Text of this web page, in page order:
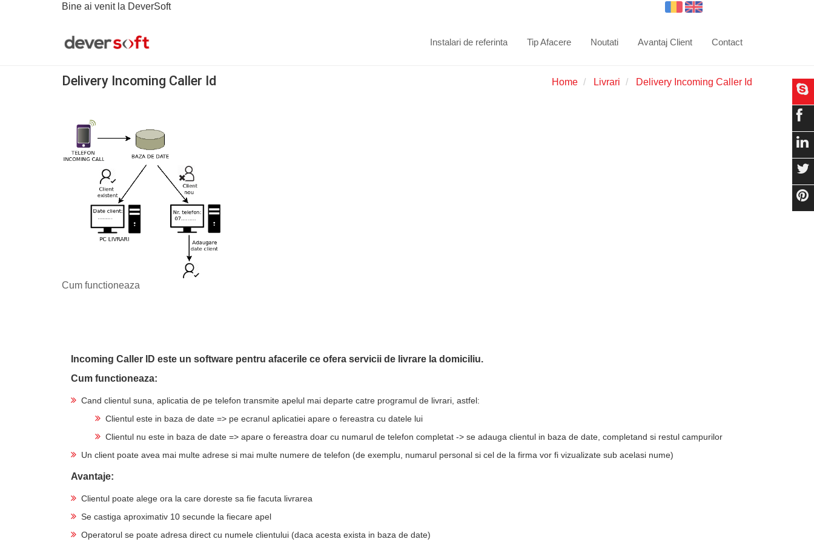
Bine ai venit la DeverSoft
Instalari de referinta Tip Afacere Noutati Avantaj Client Contact
Delivery Incoming Caller Id Home Livrari Delivery Incoming Caller Id
Cum functioneaza
Incoming Caller ID este un software pentru afacerile ce ofera servicii de livrare la domiciliu.
Cum functioneaza:
Cand clientul suna, aplicatia de pe telefon transmite apelul mai departe catre programul de livrari, astfel:
Clientul este in baza de date => pe ecranul aplicatiei apare o fereastra cu datele lui
Clientul nu este in baza de date => apare o fereastra doar cu numarul de telefon completat -> se adauga clientul in baza de date, completand si restul campurilor
Un client poate avea mai multe adrese si mai multe numere de telefon (de exemplu, numarul personal si cel de la firma vor fi vizualizate sub acelasi nume)
Avantaje:
Clientul poate alege ora la care doreste sa fie facuta livrarea
Se castiga aproximativ 10 secunde la fiecare apel
Operatorul se poate adresa direct cu numele clientului (daca acesta exista in baza de date)